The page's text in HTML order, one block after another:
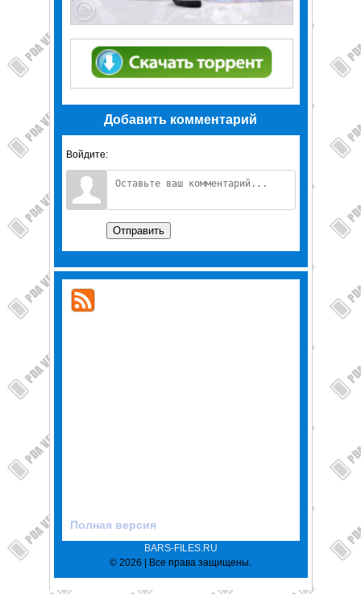
Добавить комментарий
Войдите:
Отправить
Полная версия
BARS-FILES.RU
© 2026 | Все права защищены.